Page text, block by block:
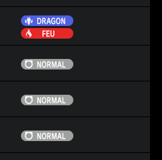
Dragon
Feu
Normal
Normal
Normal